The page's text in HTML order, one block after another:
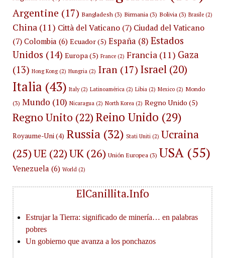
Argentine (17) Bangladesh (3) Birmania (3) Bolivia (3) Brasile(2)
China(11) Città del Vaticano(7) Ciudad del Vaticano
(7) Colombia (6) Ecuador(5) España (8) Estados
Unidos (14) Europa(5) France(2) Francia(11) Gaza
(13) Hong Kong(2) Hungria(2) Iran(17) Israel(20)
Italia (43) Italy(2) Latinoamérica(2) Libia(2) Mexico(2) Mondo
(3) Mundo (10) Nicaragua(2) North Korea(2) Regno Unido (5)
Regno Unito (22) Reino Unido (29)
Royaume-Uni(4) Russia(32) Stati Uniti(2) Ucraina
(25)UE (22)UK(26) Unión Europea (3) USA(55)
Venezuela (6) World(2)
ElCanillita.Info